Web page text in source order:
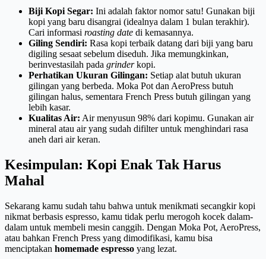
Biji Kopi Segar: Ini adalah faktor nomor satu! Gunakan biji
kopi yang baru disangrai (idealnya dalam 1 bulan terakhir).
Cari informasi roasting date di kemasannya.
Giling Sendiri: Rasa kopi terbaik datang dari biji yang baru
digiling sesaat sebelum diseduh. Jika memungkinkan,
berinvestasilah pada grinderkopi.
Perhatikan Ukuran Gilingan: Setiap alat butuh ukuran
gilingan yang berbeda. Moka Pot dan AeroPress butuh
gilingan halus, sementara French Press butuh gilingan yang
lebih kasar.
Kualitas Air: Air menyusun 98% dari kopimu. Gunakan air
mineral atau air yang sudah difilter untuk menghindari rasa
aneh dari air keran.
Kesimpulan: Kopi Enak Tak Harus
Mahal
Sekarang kamu sudah tahu bahwa untuk menikmati secangkir kopi
nikmat berbasis espresso, kamu tidak perlu merogoh kocek dalam-
dalam untuk membeli mesin canggih. Dengan Moka Pot, AeroPress,
atau bahkan French Press yang dimodifikasi, kamu bisa
menciptakan homemade espresso yang lezat.